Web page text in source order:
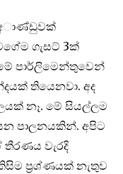
අාණ්ඩුවක්
ගැසට් 3ක්
මේ පාර්ලිමෙන්තුවෙන්
තියෙනවා. අද
නෑ. මේ සියල්ලම
පාලනයකින්. අපිට
වැරදි
ප්‍රශ්ණයක් නැතුව